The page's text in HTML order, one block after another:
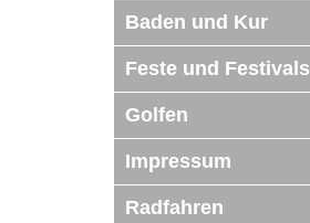
Baden und Kur
Feste und Festivals
Golfen
Impressum
Radfahren